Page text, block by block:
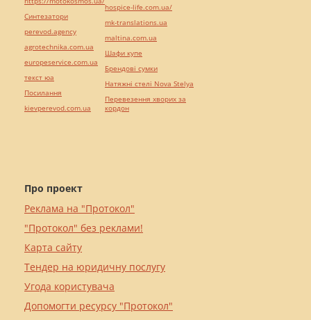
Про проект
Реклама на "Протокол"
"Протокол" без реклами!
Карта сайту
Тендер на юридичну послугу
Угода користувача
Допомогти ресурсу "Протокол"
Синтезатори
perevod.agency
agrotechnika.com.ua
europeservice.com.ua
текст юа
Посилання
kievperevod.com.ua
hospice-life.com.ua/
mk-translations.ua
maltina.com.ua
Шафи купе
Брендові сумки
Натяжні стелі Nova Stelya
Перевезення хворих за
кордон